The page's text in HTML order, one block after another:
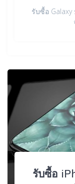
รับซื้อ
รับซื้อ